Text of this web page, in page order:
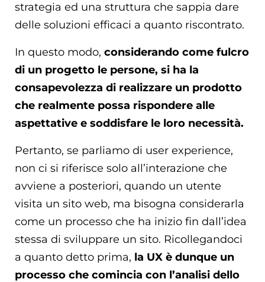
strategia ed una struttura che sappia dare
delle soluzioni efficaci a quanto riscontrato.
In questo modo, considerando come fulcro
di un progetto le persone, si ha la
consapevolezza di realizzare un prodotto
che realmente possa rispondere alle
aspettative e soddisfare le loro necessità.
Pertanto, se parliamo di user experience,
non ci si riferisce solo all’interazione che
avviene a posteriori, quando un utente
visita un sito web, ma bisogna considerarla
come un processo che ha inizio fin dall’idea
stessa di sviluppare un sito. Ricollegandoci
a quanto detto prima, la UX è dunque un
processo che comincia con l’analisi dello